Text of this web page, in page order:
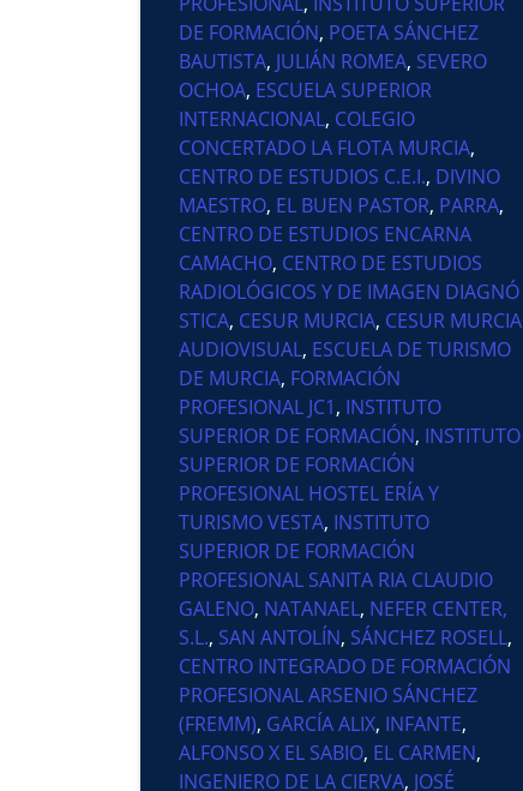
DE FORMACIÓN, POETA SÁNCHEZ
BAUTISTA, JULIÁN ROMEA, SEVERO
OCHOA, ESCUELA SUPERIOR
INTERNACIONAL, COLEGIO
CONCERTADO LA FLOTA MURCIA,
CENTRO DE ESTUDIOS C.E.I., DIVINO
MAESTRO, EL BUEN PASTOR, PARRA,
CENTRO DE ESTUDIOS ENCARNA
CAMACHO, CENTRO DE ESTUDIOS
RADIOLÓGICOS Y DE IMAGEN DIAGNÓ
STICA, CESUR MURCIA, CESUR MURCIA
AUDIOVISUAL, ESCUELA DE TURISMO
DE MURCIA, FORMACIÓN
PROFESIONAL JC1, INSTITUTO
SUPERIOR DE FORMACIÓN, INSTITUTO
SUPERIOR DE FORMACIÓN
PROFESIONAL HOSTEL ERÍA Y
TURISMO VESTA, INSTITUTO
SUPERIOR DE FORMACIÓN
PROFESIONAL SANITA RIA CLAUDIO
GALENO, NATANAEL, NEFER CENTER,
S.L., SAN ANTOLÍN, SÁNCHEZ ROSELL,
CENTRO INTEGRADO DE FORMACIÓN
PROFESIONAL ARSENIO SÁNCHEZ
(FREMM), GARCÍA ALIX, INFANTE,
ALFONSO X EL SABIO, EL CARMEN,
INGENIERO DE LA CIERVA, JOSÉ